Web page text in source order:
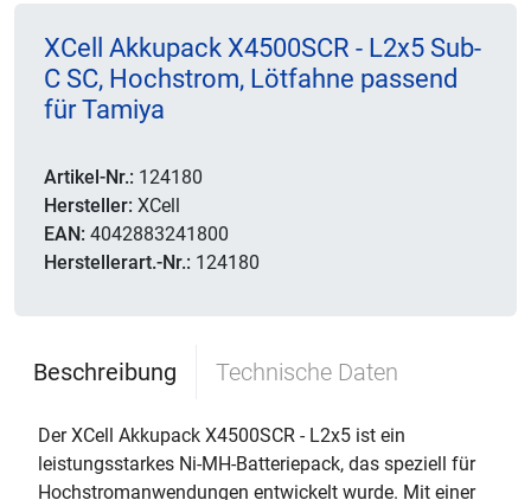
XCell Akkupack X4500SCR - L2x5 Sub-
C SC, Hochstrom, Lötfahne passend
für Tamiya
Artikel-Nr.: 124180
Hersteller: XCell
EAN: 4042883241800
Herstellerart.-Nr.: 124180
Beschreibung Technische Daten
Der XCell Akkupack X4500SCR - L2x5 ist ein
leistungsstarkes Ni-MH-Batteriepack, das speziell für
Hochstromanwendungen entwickelt wurde. Mit einer